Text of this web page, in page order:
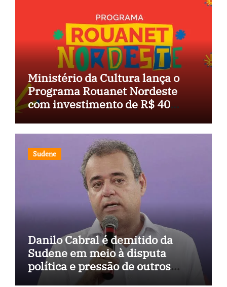
Ministério da Cultura lança o
Programa Rouanet Nordeste
com investimento de R$ 40
Sudene
Danilo Cabral é demitido da
Sudene em meio à disputa
política e pressão de outros
estados